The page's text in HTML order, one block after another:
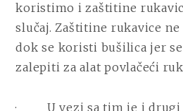
koristimo i zaštitine
slučaj. Zaštitine rukavice ne
dok se koristi bušilica jer
zalepiti za alat povlačeći
· U vezi sa tim je i drugi